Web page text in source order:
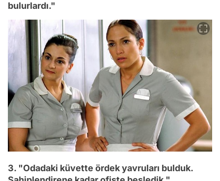
bulurlardı."
3. "Odadaki küvette ördek yavruları bulduk.